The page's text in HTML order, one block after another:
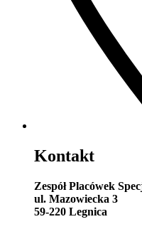
Kontakt
Zespół Placówek
ul. Mazowiecka 3
59-220 Legnica